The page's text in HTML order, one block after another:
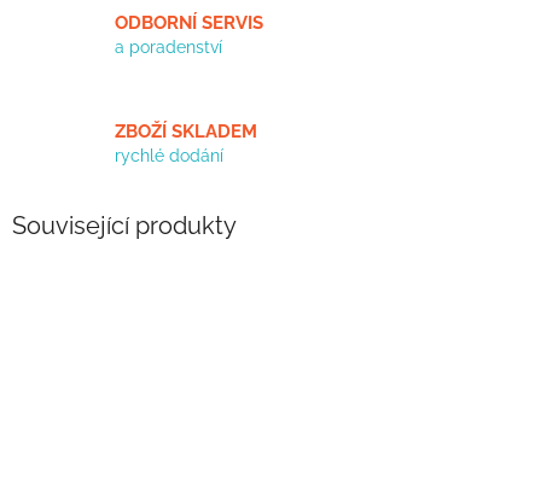
ODBORNÍ SERVIS
a poradenství
ZBOŽÍ SKLADEM
rychlé dodání
Související produkty